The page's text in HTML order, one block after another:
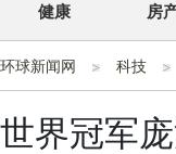
健康 房
环球新闻网 科技
世界冠军